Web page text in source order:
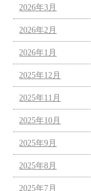
2026年3月
2026年2月
2026年1月
2025年12月
2025年11月
2025年10月
2025年9月
2025年8月
2025年7月